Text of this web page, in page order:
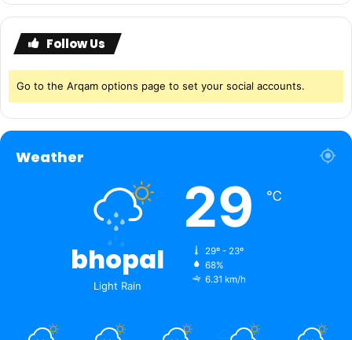
Follow Us
Go to the Arqam options page to set your social accounts.
Weather
bhopal
Light Rain
29 ℃
29º - 23º
68%
6.31 km/h